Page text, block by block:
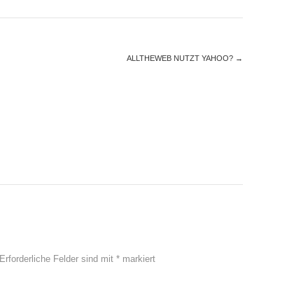
ALLTHEWEB NUTZT YAHOO? →
Erforderliche Felder sind mit * markiert